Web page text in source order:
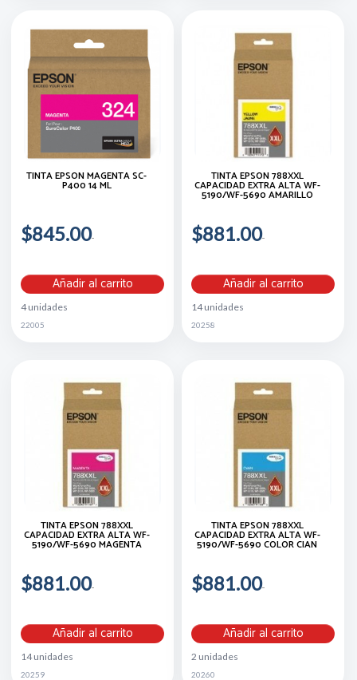
TINTA EPSON MAGENTA SC-
P400 14 ML
$845.00
Añadir al carrito
4 unidades
22005
TINTA EPSON 788XXL
CAPACIDAD EXTRA ALTA WF-
5190/WF-5690 AMARILLO
$881.00
Añadir al carrito
14 unidades
20258
TINTA EPSON 788XXL
CAPACIDAD EXTRA ALTA WF-
5190/WF-5690 MAGENTA
$881.00
Añadir al carrito
14 unidades
20259
TINTA EPSON 788XXL
CAPACIDAD EXTRA ALTA WF-
5190/WF-5690 COLOR CIAN
$881.00
Añadir al carrito
2 unidades
20260